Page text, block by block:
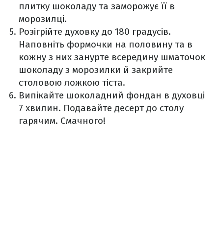
плитку шоколаду та заморожує її в
морозилці.
Розігрійте духовку до 180 градусів.
Наповніть формочки на половину та в
кожну з них занурте всередину шматочок
шоколаду з морозилки й закрийте
столовою ложкою тіста.
Випікайте шоколадний фондан в духовці
7 хвилин. Подавайте десерт до столу
гарячим. Смачного!